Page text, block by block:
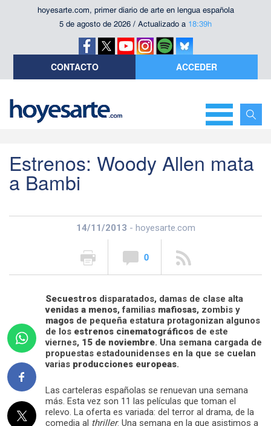
hoyesarte.com, primer diario de arte en lengua española
5 de agosto de 2026 / Actualizado a 18:39h
CONTACTO ACCEDER
Estrenos: Woody Allen mata
a Bambi
14/11/2013 - hoyesarte.com
0
Secuestros disparatados, damas de clase alta
venidas a menos, familias mafiosas, zombis y
magos de pequeña estatura protagonizan algunos
de los estrenos cinematográficos de este
viernes, 15 de noviembre. Una semana cargada de
propuestas estadounidenses en la que se cuelan
varias producciones europeas.
Las carteleras españolas se renuevan una semana
más. Esta vez son 11 las películas que toman el
relevo. La oferta es variada: del terror al drama, de la
comedia al thriller. Una semana en la que asistimos a